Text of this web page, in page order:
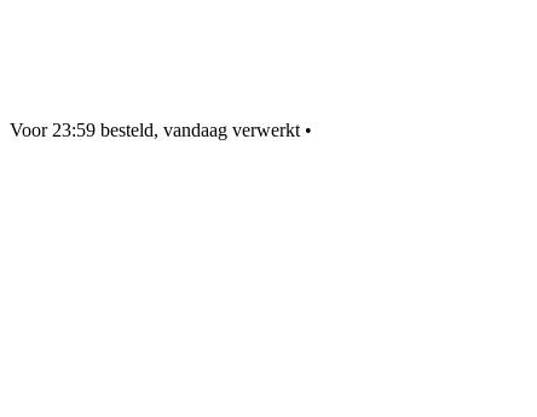
Voor 23:59 besteld, vandaag verwerkt •